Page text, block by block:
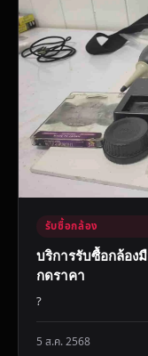
รับซื้อกล้อง
บริการรับซื้อกล้อง
กดราคา
?
5 ส.ค. 2568